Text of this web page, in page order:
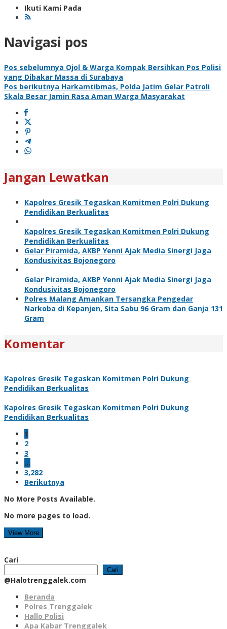
Ikuti Kami Pada
Navigasi pos
Pos sebelumnya Ojol & Warga Kompak Bersihkan Pos Polisi
yang Dibakar Massa di Surabaya
Pos berikutnya Harkamtibmas, Polda Jatim Gelar Patroli
Skala Besar Jamin Rasa Aman Warga Masyarakat
Jangan Lewatkan
Kapolres Gresik Tegaskan Komitmen Polri Dukung
Pendidikan Berkualitas
Kapolres Gresik Tegaskan Komitmen Polri Dukung
Pendidikan Berkualitas
Gelar Piramida, AKBP Yenni Ajak Media Sinergi Jaga
Kondusivitas Bojonegoro
Gelar Piramida, AKBP Yenni Ajak Media Sinergi Jaga
Kondusivitas Bojonegoro
Polres Malang Amankan Tersangka Pengedar
Narkoba di Kepanjen, Sita Sabu 96 Gram dan Ganja 131
Gram
Komentar
Kapolres Gresik Tegaskan Komitmen Polri Dukung
Pendidikan Berkualitas
Kapolres Gresik Tegaskan Komitmen Polri Dukung
Pendidikan Berkualitas
1
2
3
…
3,282
Berikutnya
No More Posts Available.
No more pages to load.
View More
Cari
Cari
@Halotrenggalek.com
Beranda
Polres Trenggalek
Hallo Polisi
Apa Kabar Trenggalek